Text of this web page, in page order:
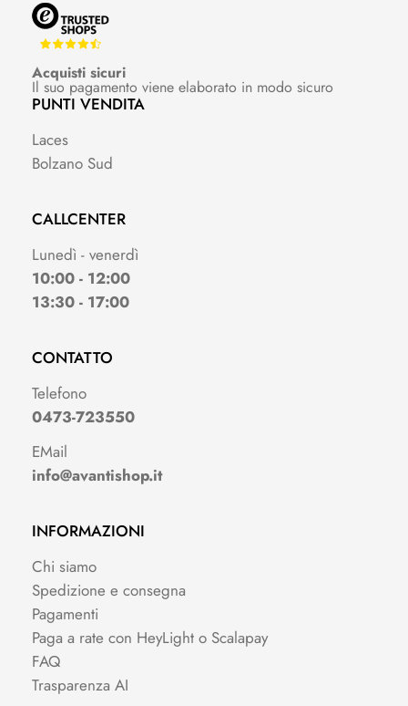
Acquisti sicuri
Il suo pagamento viene elaborato in modo sicuro
PUNTI VENDITA
Laces
Bolzano Sud
CALLCENTER
Lunedì - venerdì
10:00 - 12:00
13:30 - 17:00
CONTATTO
Telefono
0473-723550
EMail
info@avantishop.it
INFORMAZIONI
Chi siamo
Spedizione e consegna
Pagamenti
Paga a rate con HeyLight o Scalapay
FAQ
Trasparenza AI